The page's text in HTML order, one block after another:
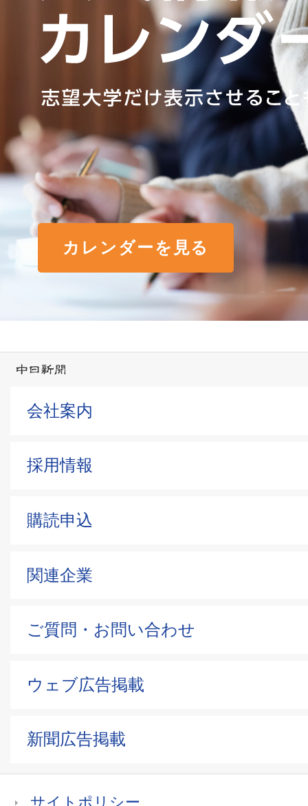
カレンダーを見る
会社案内
採用情報
購読申込
関連企業
ご質問・お問い合わせ
ウェブ広告掲載
新聞広告掲載
サイトポリシー